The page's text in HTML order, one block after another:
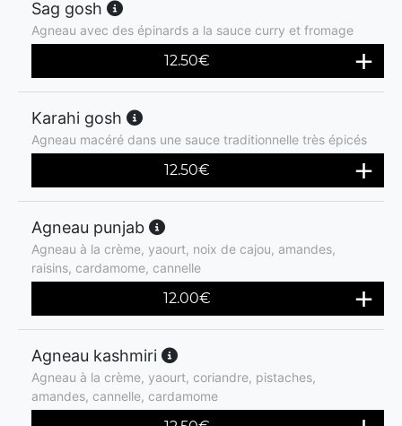
Sag gosh
Agneau avec des épinards a la sauce curry et fromage
12.50€
Karahi gosh
Agneau macéré dans une sauce traditionnelle très épicés
12.50€
Agneau punjab
Agneau à la crème, yaourt, noix de cajou, amandes,
raisins, cardamome, cannelle
12.00€
Agneau kashmiri
Agneau à la crème, yaourt, coriandre, pistaches,
amandes, cannelle, cardamome